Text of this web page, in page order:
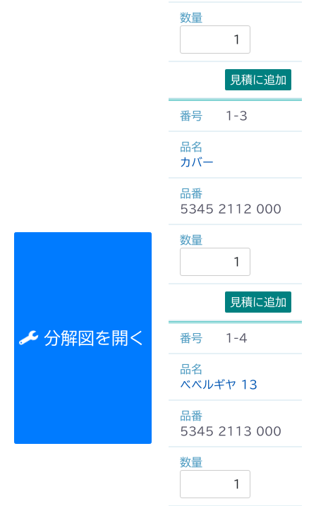
分解図を開く
見積に追加
1-3
カバー
5345 2112 000
見積に追加
1-4
ベベルギヤ 13
5345 2113 000